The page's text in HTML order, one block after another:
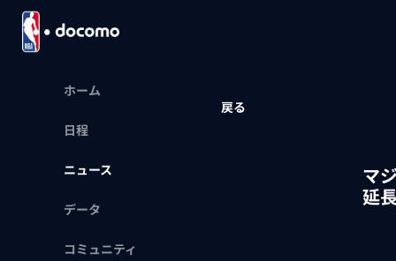
ホーム
日程
ニュース
データ
コミュニティ
戻る
マ
延